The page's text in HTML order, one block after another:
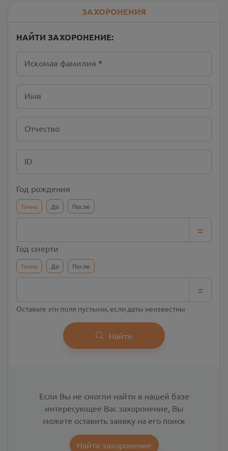
ЗАХОРОНЕНИЯ
НАЙТИ ЗАХОРОНЕНИЕ:
Искомая фамилия *
Имя
Отчество
ID
Год рождения
Точно До После
=
Год смерти
Точно До После
=
Оставьте эти поля пустыми, если даты неизвестны
Найти
Если Вы не смогли найти в нашей базе
интересующее Вас захоронение, Вы
можете оставить заявку на его поиск
Найти захоронение